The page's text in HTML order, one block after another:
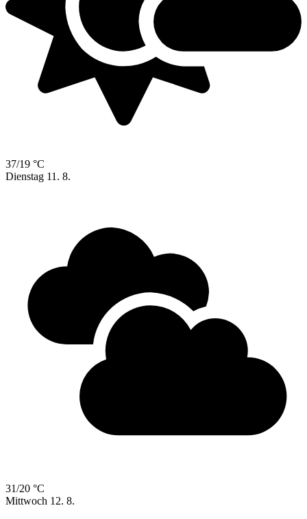
37/19 °C
Dienstag 11. 8.
31/20 °C
Mittwoch 12. 8.